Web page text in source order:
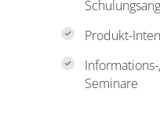
Produkt-
Seminare